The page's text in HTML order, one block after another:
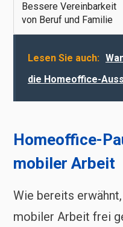
Bessere Vereinbarkeit
von Beruf und Familie
Lesen Sie auch:
die Homeoffice-
Homeoffice-
mobiler Arbeit
Wie bereits
mobiler Arbeit frei